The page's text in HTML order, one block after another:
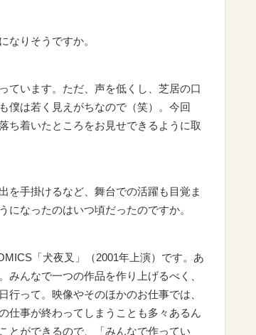
なりそうですか。
います。ただ、声を低くし、芝居の口
僕は若く見えがちなので（笑）。今回
ち着いたところをお見せできるように取
を手掛けるなど、舞台での活躍も目覚ま
になったのはいつ頃だったのですか。
「犬夜叉」（2001年上演）です。あ
んなで一つの作品を作り上げるべく、
って。映像やそのほかのお仕事では、
仕事が終わってしまうことも多々あるん
とができるので、「みんなで作ってい